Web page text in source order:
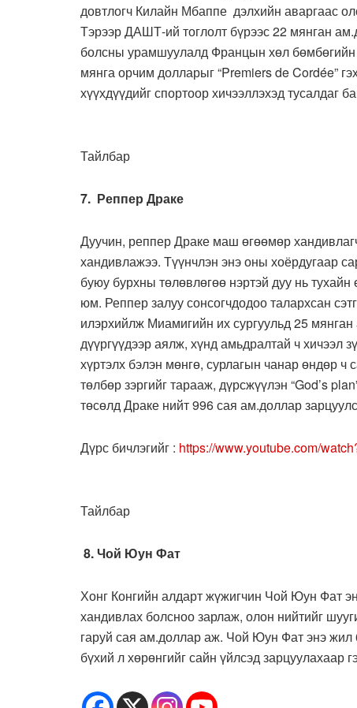
довтлогч Килайн Мбаппе дэлхийн аваргаас
Тэрээр ДАШТ-ий тоглолт бүрээс 22 мянган
болсны урамшуулалд Францын хөл
мянга орчим долларыг “Premiers de Cordée”
хүүхдүүдийг спортоор хичээллэхэд тусалдаг
Тайлбар
7. Реппер Драке
Дуучин, реппер Драке маш өгөөмөр
хандивлажээ. Түүнчлэн энэ оны хоёрдугаар
буюу бурхны төлөвлөгөө нэртэй дуу нь
юм. Реппер залуу сонсогчдодоо талархсан
илэрхийлж Миамигийн их сургуульд 25
дүүргүүдээр аялж, хүнд амьдралтай ч хичээл
хүртэлх бэлэн мөнгө, сурлагын чанар өндөр ч
төлбөр зэргийг тарааж, дүрсжүүлэн “God’s
төсөлд Драке нийт 996 сая ам.доллар
Дүрс бичлэгийг : https://www.youtube.com/
Тайлбар
8. Чой Юун Фат
Хонг Конгийн алдарт жүжигчин Чой Юун Фат
хандивлах болсноо зарлаж, олон нийтийг
гаруй сая ам.доллар аж. Чой Юун Фат энэ
бүхий л хөрөнгийг сайн үйлсэд зарцуулахаар